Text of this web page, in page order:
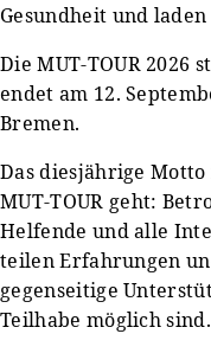
Gesundheit und
Die MUT-TOUR 2026
endet am 12.
Bremen.
Das diesjährige
MUT-TOUR geht:
Helfende und alle
teilen Erfahrungen
gegenseitige
Teilhabe möglich sind.